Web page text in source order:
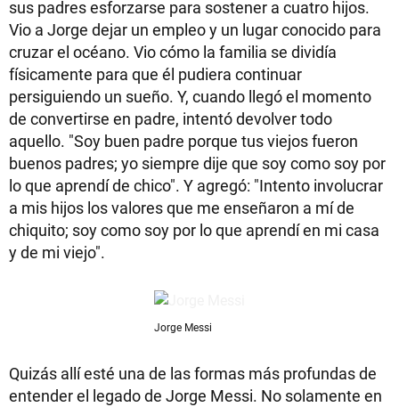
sus padres esforzarse para sostener a cuatro hijos.
Vio a Jorge dejar un empleo y un lugar conocido para
cruzar el océano. Vio cómo la familia se dividía
físicamente para que él pudiera continuar
persiguiendo un sueño. Y, cuando llegó el momento
de convertirse en padre, intentó devolver todo
aquello. "Soy buen padre porque tus viejos fueron
buenos padres; yo siempre dije que soy como soy por
lo que aprendí de chico". Y agregó: "Intento involucrar
a mis hijos los valores que me enseñaron a mí de
chiquito; soy como soy por lo que aprendí en mi casa
y de mi viejo".
Jorge Messi
Quizás allí esté una de las formas más profundas de
entender el legado de Jorge Messi. No solamente en